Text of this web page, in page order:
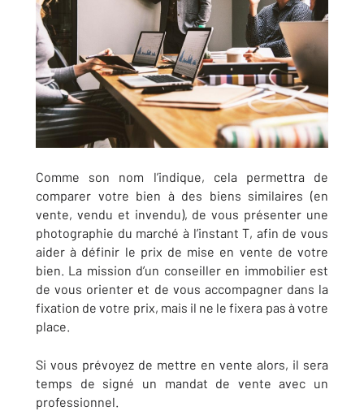
Comme son nom l’indique, cela permettra de
comparer votre bien à des biens similaires (en
vente, vendu et invendu), de vous présenter une
photographie du marché à l’instant T, afin de vous
aider à définir le prix de mise en vente de votre
bien. La mission d’un conseiller en immobilier est
de vous orienter et de vous accompagner dans la
fixation de votre prix, mais il ne le fixera pas à votre
place.
Si vous prévoyez de mettre en vente alors, il sera
temps de signé un mandat de vente avec un
professionnel.